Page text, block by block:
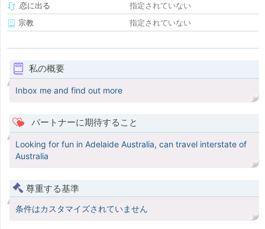
恋に出る
指定されていない
宗教
指定されていない
私の概要
Inbox me and find out more
パートナーに期待すること
Looking for fun in Adelaide Australia, can travel interstate of
Australia
尊重する基準
条件はカスタマイズされていません